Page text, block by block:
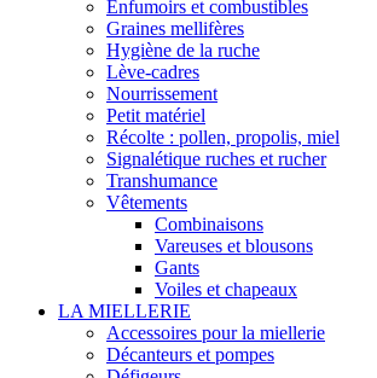
Enfumoirs et combustibles
Graines mellifères
Hygiène de la ruche
Lève-cadres
Nourrissement
Petit matériel
Récolte : pollen, propolis, miel
Signalétique ruches et rucher
Transhumance
Vêtements
Combinaisons
Vareuses et blousons
Gants
Voiles et chapeaux
LA MIELLERIE
Accessoires pour la miellerie
Décanteurs et pompes